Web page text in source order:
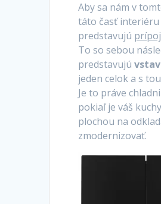
Aby sa nám v
táto časť interiéru
predstavujú
To so sebou
predstavujú
jeden celok a s
Je to práve
pokiaľ je váš
plochou na
zmodernizovať.